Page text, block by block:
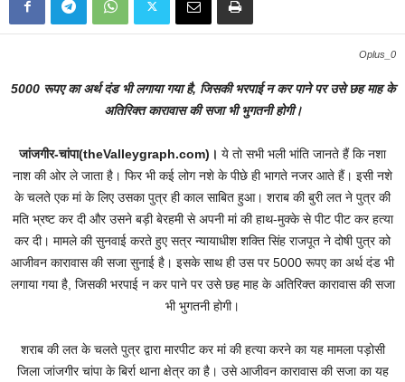
Oplus_0
5000 रूपए का अर्थ दंड भी लगाया गया है, जिसकी भरपाई न कर पाने पर उसे छह माह के
अतिरिक्त कारावास की सजा भी भुगतनी होगी।
जांजगीर-चांपा(theValleygraph.com)। ये तो सभी भली भांति जानते हैं कि नशा
नाश की ओर ले जाता है। फिर भी कई लोग नशे के पीछे ही भागते नजर आते हैं। इसी नशे
के चलते एक मां के लिए उसका पुत्र ही काल साबित हुआ। शराब की बुरी लत ने पुत्र की
मति भ्रष्ट कर दी और उसने बड़ी बेरहमी से अपनी मां की हाथ-मुक्के से पीट पीट कर हत्या
कर दी। मामले की सुनवाई करते हुए सत्र न्यायाधीश शक्ति सिंह राजपूत ने दोषी पुत्र को
आजीवन कारावास की सजा सुनाई है। इसके साथ ही उस पर 5000 रूपए का अर्थ दंड भी
लगाया गया है, जिसकी भरपाई न कर पाने पर उसे छह माह के अतिरिक्त कारावास की सजा
भी भुगतनी होगी।
शराब की लत के चलते पुत्र द्वारा मारपीट कर मां की हत्या करने का यह मामला पड़ोसी
जिला जांजगीर चांपा के बिर्रा थाना क्षेत्र का है। उसे आजीवन कारावास की सजा का यह